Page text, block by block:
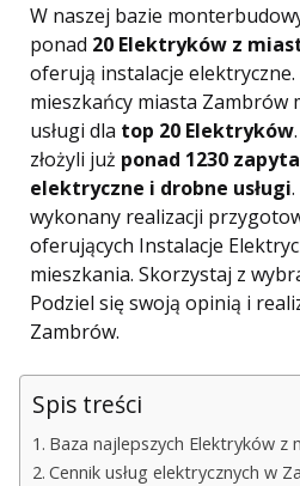
W naszej bazie
ponad 20 Elektryków z
oferują instalacje elektryczne.
mieszkańcy miasta Zambrów
usługi dla top 20 Elektryków
złożyli już ponad 1230
elektryczne i drobne usługi
wykonany realizacji
oferujących Instalacje
mieszkania. Skorzystaj z
Podziel się swoją opinią i
Zambrów.
Spis treści
Baza najlepszych Elektryków z
Cennik usług elektrycznych w